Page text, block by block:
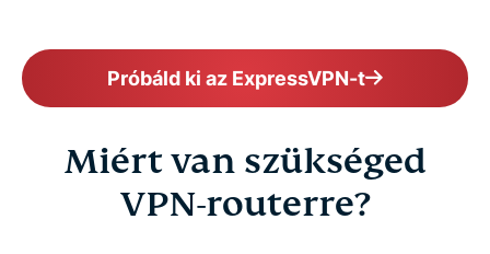
Próbáld ki az ExpressVPN-t
Miért van szükséged
VPN-routerre?